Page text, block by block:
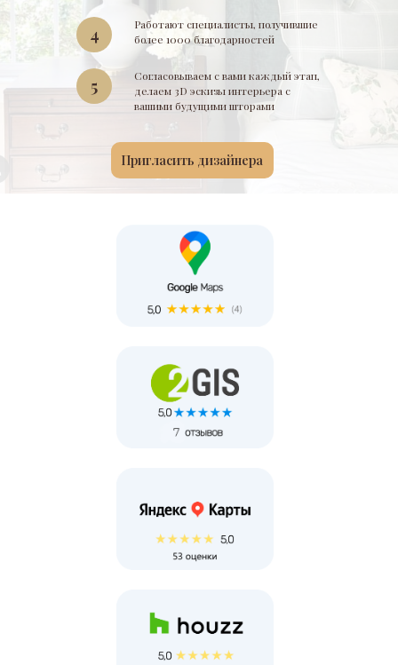
Работают специалисты, получившие
более 1000 благодарностей
4
Согласовываем с вами каждый этап,
делаем 3D эскизы интерьера с
вашими будущими шторами
5
Пригласить дизайнера